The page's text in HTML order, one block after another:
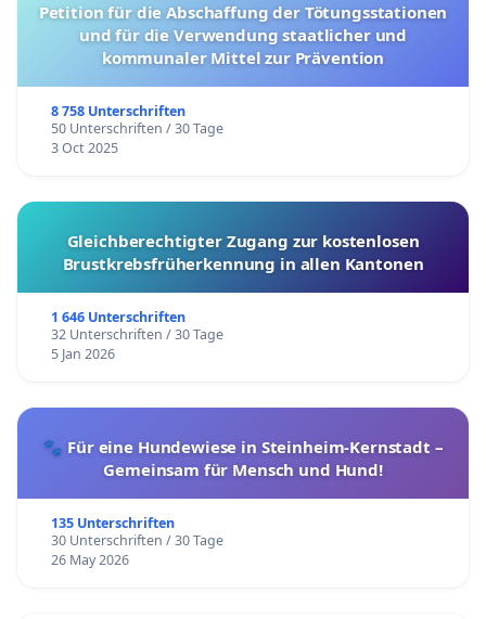
Petition für die Abschaffung der Tötungsstationen
und für die Verwendung staatlicher und
kommunaler Mittel zur Prävention
8 758 Unterschriften
50 Unterschriften / 30 Tage
3 Oct 2025
Gleichberechtigter Zugang zur kostenlosen
Brustkrebsfrüherkennung in allen Kantonen
1 646 Unterschriften
32 Unterschriften / 30 Tage
5 Jan 2026
🐾 Für eine Hundewiese in Steinheim-Kernstadt –
Gemeinsam für Mensch und Hund!
135 Unterschriften
30 Unterschriften / 30 Tage
26 May 2026